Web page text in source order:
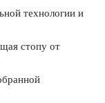
технологии и
стопу от